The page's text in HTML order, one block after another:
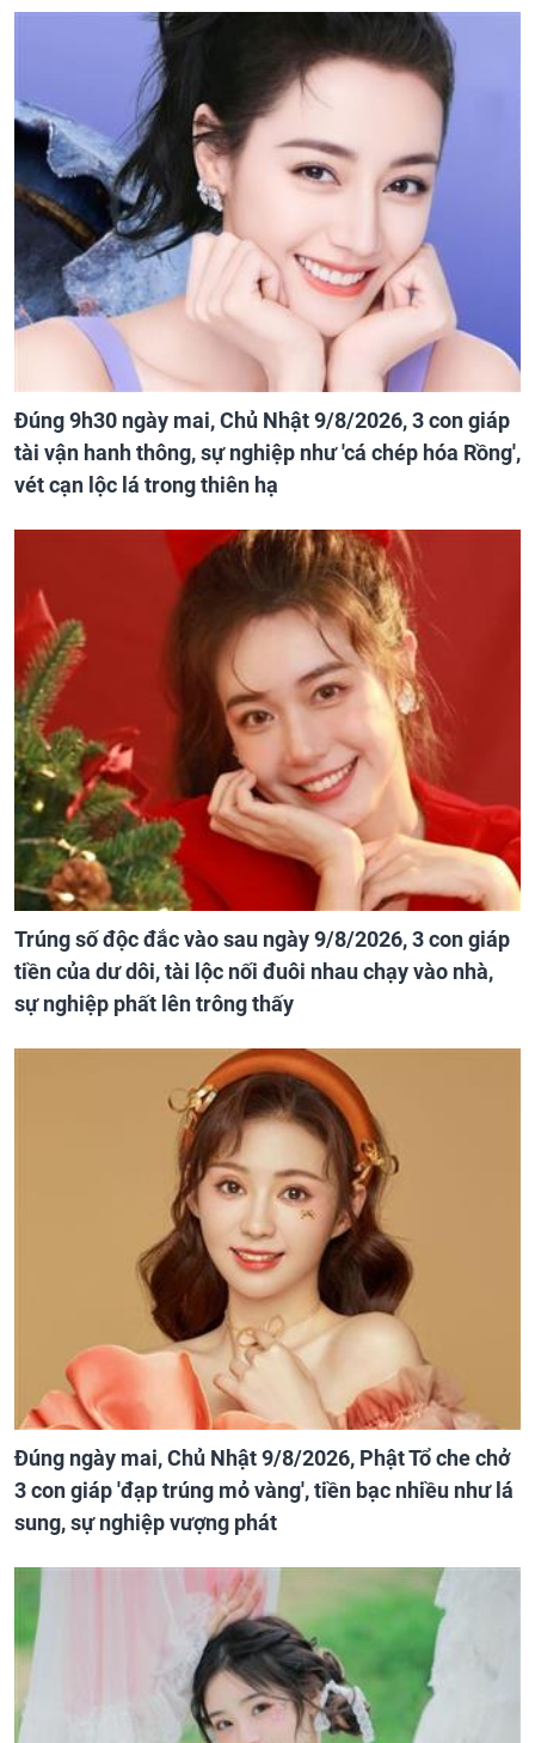
Đúng 9h30 ngày mai, Chủ Nhật 9/8/2026, 3 con giáp
tài vận hanh thông, sự nghiệp như 'cá chép hóa Rồng',
vét cạn lộc lá trong thiên hạ
Trúng số độc đắc vào sau ngày 9/8/2026, 3 con giáp
tiền của dư dôi, tài lộc nối đuôi nhau chạy vào nhà,
sự nghiệp phất lên trông thấy
Đúng ngày mai, Chủ Nhật 9/8/2026, Phật Tổ che chở
3 con giáp 'đạp trúng mỏ vàng', tiền bạc nhiều như lá
sung, sự nghiệp vượng phát